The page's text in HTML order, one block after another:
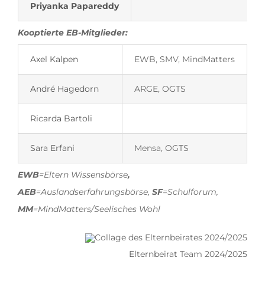
Priyanka Papareddy
Kooptierte EB-Mitglieder:
Axel Kalpen EWB, SMV, MindMatters
André Hagedorn ARGE, OGTS
Ricarda Bartoli
Sara Erfani Mensa, OGTS
EWB=Eltern Wissensbörse,
AEB=Auslandserfahrungsbörse, SF=Schulforum,
MM=MindMatters/Seelisches Wohl
Elternbeirat Team 2024/2025